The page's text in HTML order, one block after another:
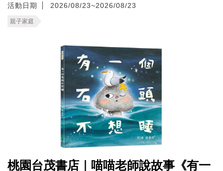
活動日期
2026/08/23~2026/08/23
親子家庭
桃園台茂書店｜喵喵老師說故事《有一